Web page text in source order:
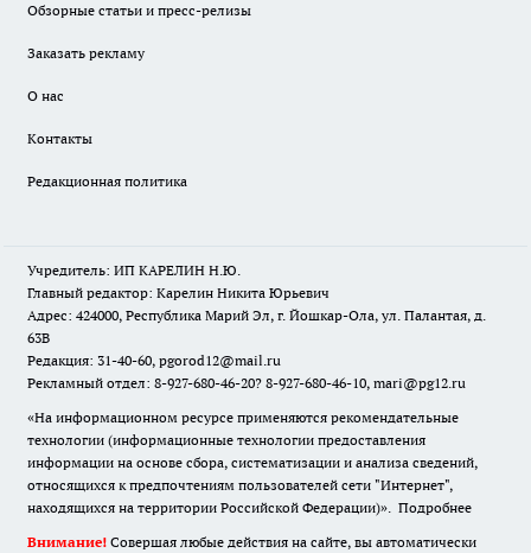
Обзорные статьи и пресс-релизы
Заказать рекламу
О нас
Контакты
Редакционная политика
Учредитель: ИП КАРЕЛИН Н.Ю.
Главный редактор: Карелин Никита Юрьевич
Адрес: 424000, Республика Марий Эл, г. Йошкар-Ола, ул. Палантая, д.
63В
Редакция: 31-40-60, pgorod12@mail.ru
Рекламный отдел: 8-927-680-46-20? 8-927-680-46-10, mari@pg12.ru
«На информационном ресурсе применяются рекомендательные
технологии (информационные технологии предоставления
информации на основе сбора, систематизации и анализа сведений,
относящихся к предпочтениям пользователей сети "Интернет",
находящихся на территории Российской Федерации)». Подробнее
Внимание! Совершая любые действия на сайте, вы автоматически